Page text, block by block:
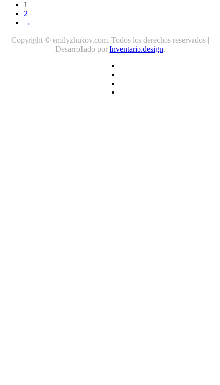
1
2
→
Copyright © emilyzhukov.com. Todos los derechos reservados |
Desarrollado por Inventario.design.